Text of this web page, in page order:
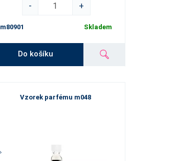
-
+
m80901 Skladem
Do košíku
Vzorek parfému m048